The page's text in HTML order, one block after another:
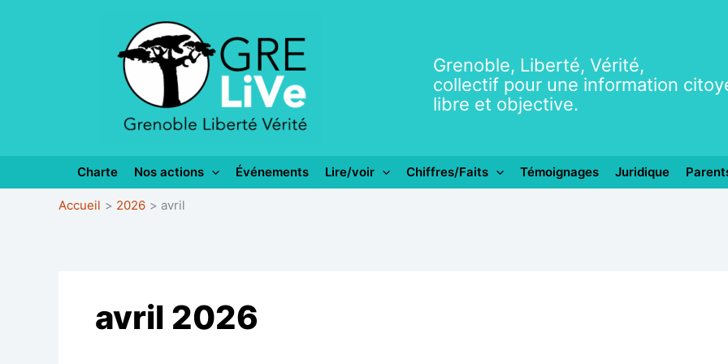
Grenoble, Liberté, Vérité,
collectif pour une information
libre et objective.
Charte Nos actions Événements Lire/voir Chiffres/Faits Témoignages Juridique
Accueil 2026 avril
avril 2026